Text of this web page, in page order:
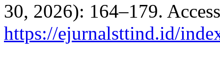
30, 2026): 164–179.
https://ejurnalsttind.id/